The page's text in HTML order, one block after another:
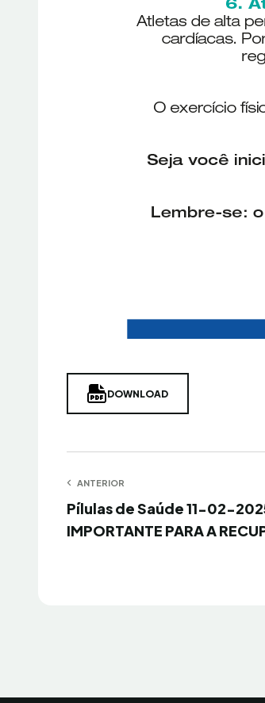
DOWNLOAD
Navegação
de
Post
ANTERIOR
Anterior
Pílulas de Saúde 11-02-
IMPORTANTE PARA A